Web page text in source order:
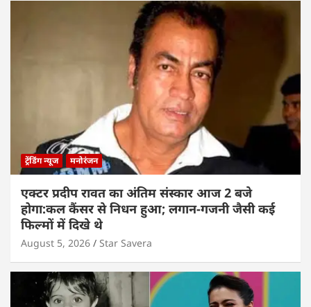
ट्रेंडिंग न्यूज मनोरंजन
एक्टर प्रदीप रावत का अंतिम संस्कार आज 2 बजे
होगा:कल कैंसर से निधन हुआ; लगान-गजनी जैसी कई
फिल्मों में दिखे थे
August 5, 2026 Star Savera